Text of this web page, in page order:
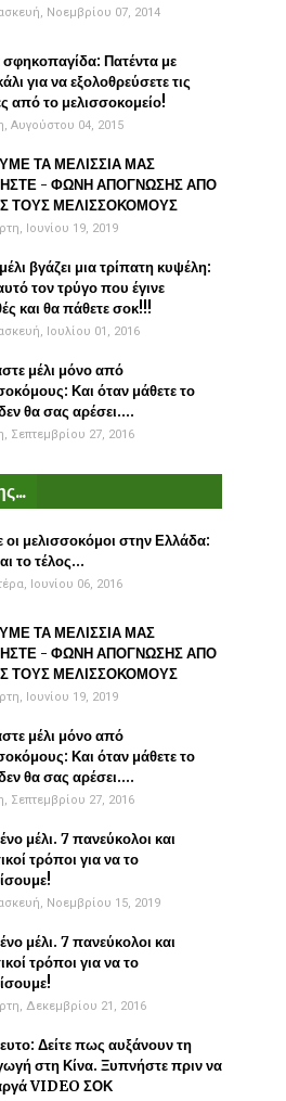
Νοεμβρίου 07, 2014
σφηκοπαγίδα: Πατέντα με
για να εξολοθρεύσετε τις
από το μελισσοκομείο!
Αυγούστου 04, 2015
ΤΑ ΜΕΛΙΣΣΙΑ ΜΑΣ
- ΦΩΝΗ ΑΠΟΓΝΩΣΗΣ ΑΠΟ
ΤΟΥΣ ΜΕΛΙΣΣΟΚΟΜΟΥΣ
Ιουνίου 19, 2019
βγάζει μια τρίπατη κυψέλη:
τον τρύγο που έγινε
και θα πάθετε σοκ!!!
Ιουλίου 01, 2016
μέλι μόνο από
Και όταν μάθετε το
θα σας αρέσει....
Σεπτεμβρίου 27, 2016
οι μελισσοκόμοι στην Ελλάδα:
το τέλος...
Ιουνίου 06, 2016
ΤΑ ΜΕΛΙΣΣΙΑ ΜΑΣ
- ΦΩΝΗ ΑΠΟΓΝΩΣΗΣ ΑΠΟ
ΤΟΥΣ ΜΕΛΙΣΣΟΚΟΜΟΥΣ
Ιουνίου 19, 2019
μέλι μόνο από
Και όταν μάθετε το
θα σας αρέσει....
Σεπτεμβρίου 27, 2016
μέλι. 7 πανεύκολοι και
τρόποι για να το
Νοεμβρίου 15, 2019
μέλι. 7 πανεύκολοι και
τρόποι για να το
Δεκεμβρίου 21, 2016
Δείτε πως αυξάνουν τη
στη Κίνα. Ξυπνήστε πριν να
VIDEO ΣΟΚ